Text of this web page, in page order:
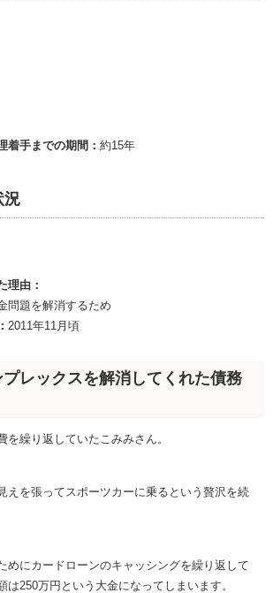
着手までの期間： 約15年
況
理由：
問題を解消するため
2011年11月頃
レックスを解消してくれた債務
を繰り返していたこみみさん。
えを張ってスポーツカーに乗るという贅沢を続
めにカードローンのキャッシングを繰り返して
は250万円という大金になってしまいます。